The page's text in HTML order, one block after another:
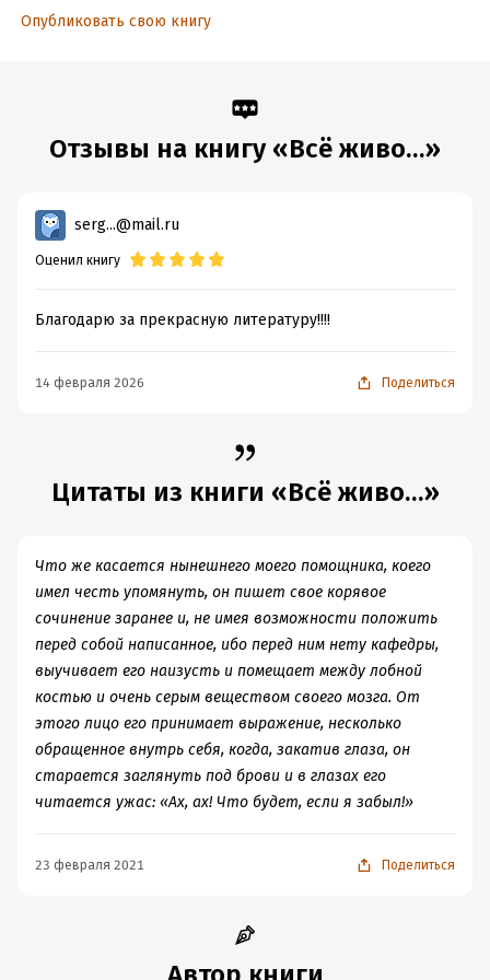
ISBN (EAN): 9785170860746
Опубликовать свою книгу
Отзывы на книгу «Всё живо…»
serg...@mail.ru
Оценил книгу
Благодарю за прекрасную литературу!!!!
14 февраля 2026 Поделиться
Цитаты из книги «Всё живо…»
Что же касается нынешнего моего помощника, коего
имел честь упомянуть, он пишет свое корявое
сочинение заранее и, не имея возможности положить
перед собой написанное, ибо перед ним нету кафедры,
выучивает его наизусть и помещает между лобной
костью и очень серым веществом своего мозга. От
этого лицо его принимает выражение, несколько
обращенное внутрь себя, когда, закатив глаза, он
старается заглянуть под брови и в глазах его
читается ужас: «Ах, ах! Что будет, если я забыл!»
23 февраля 2021 Поделиться